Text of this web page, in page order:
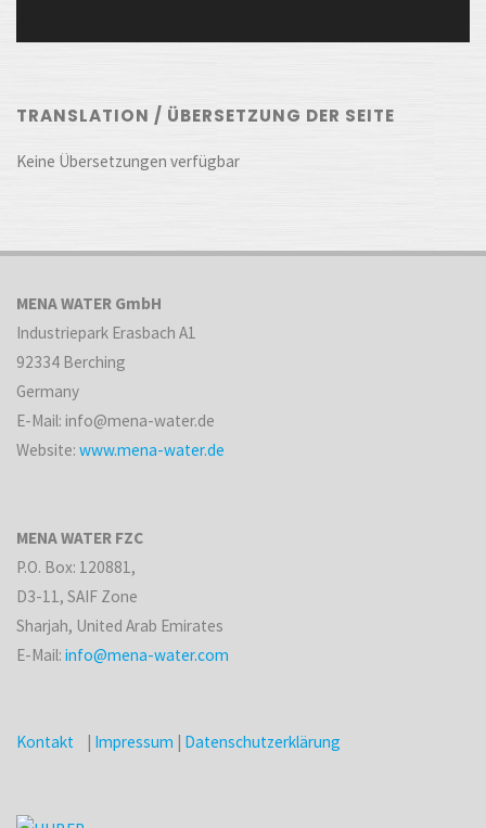
TRANSLATION / ÜBERSETZUNG DER SEITE
Keine Übersetzungen verfügbar
MENA WATER GmbH
Industriepark Erasbach A1
92334 Berching
Germany
E-Mail: info@mena-water.de
Website:www.mena-water.de
MENA WATER FZC
P.O. Box: 120881,
D3-11, SAIF Zone
Sharjah, United Arab Emirates
E-Mail:info@mena-water.com
Kontakt Impressum Datenschutzerklärung